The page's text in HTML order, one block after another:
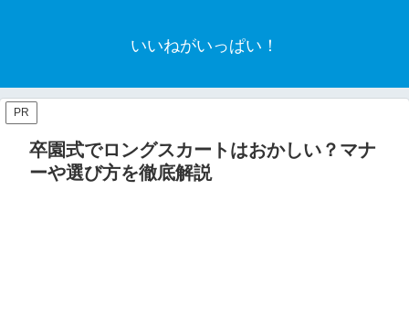
いいねがいっぱい！
PR
卒園式でロングスカートはおかしい？マナ
ーや選び方を徹底解説